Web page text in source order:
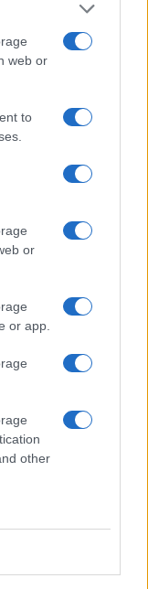
web or
to
or
or app.
other
LAVORA CON NOI
n. 37512
esclusivamente una
fonte corretta